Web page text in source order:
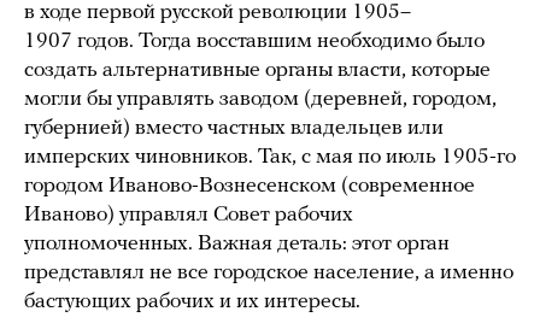
в ходе первой русской революции 1905–
1907 годов. Тогда восставшим необходимо было
создать альтернативные органы власти, которые
могли бы управлять заводом (деревней, городом,
губернией) вместо частных владельцев или
имперских чиновников. Так, с мая по июль 1905-го
городом Иваново-Вознесенском (современное
Иваново) управлял Совет рабочих
уполномоченных. Важная деталь: этот орган
представлял не все городское население, а именно
бастующих рабочих и их интересы.